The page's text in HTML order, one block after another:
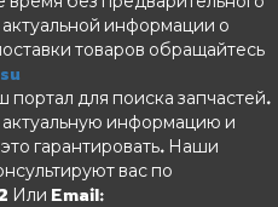
информации о
товаров обращайтесь
портал для поиска запчастей.
информацию и
гарантировать. Наши
вас по
Или Email: